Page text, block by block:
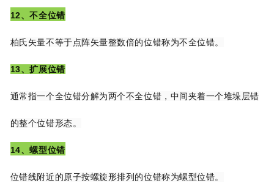
12、不全位错
柏氏矢量不等于点阵矢量整数倍的位错称为不全位错。
13、扩展位错
通常指一个全位错分解为两个不全位错，中间夹着一个堆垛层错
的整个位错形态。
14、螺型位错
位错线附近的原子按螺旋形排列的位错称为螺型位错。